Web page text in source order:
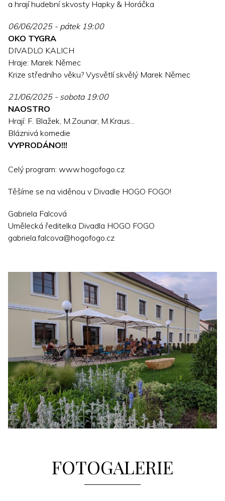
a hrají hudební skvosty Hapky & Horáčka
06/06/2025 - pátek 19:00
OKO TYGRA
DIVADLO KALICH
Hraje: Marek Němec
Krize středního věku? Vysvětlí skvělý Marek Němec
21/06/2025 - sobota 19:00
NAOSTRO
Hrají: F. Blažek, M.Zounar, M.Kraus...
Bláznivá komedie
VYPRODÁNO!!!
Celý program: www.hogofogo.cz
Těšíme se na viděnou v Divadle HOGO FOGO!
Gabriela Falcová
Umělecká ředitelka Divadla HOGO FOGO
gabriela.falcova@hogofogo.cz
FOTOGALERIE